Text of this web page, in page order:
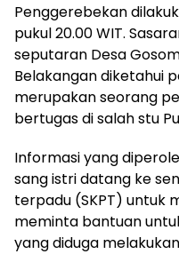
Penggerebekan
pukul 20.00 WIT.
seputaran Desa
Belakangan diketahui
merupakan seorang
bertugas di salah stu
Informasi yang
sang istri datang ke
terpadu (SKPT) untuk
meminta bantuan
yang diduga